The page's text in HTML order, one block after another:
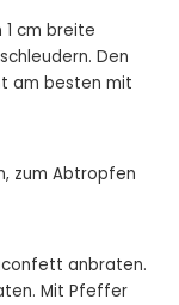
1 cm breite
Den
am besten mit
zum Abtropfen
anbraten.
Mit Pfeffer